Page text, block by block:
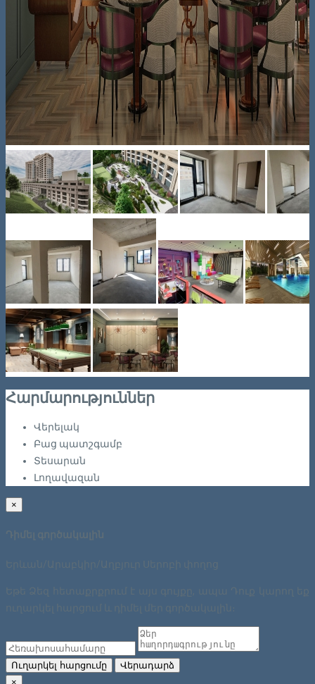
Հարմարություններ
Վերելակ
Բաց պատշգամբ
Տեսարան
Լողավազան
×
Դիմել գործակալին
Երևան/Արաբկիր/Աղբյուր Սերոբի փողոց
Եթե Ձեզ հետաքրքրում է այս գույքը, ապա Դուք կարող եք
ուղարկել հարցում և դիմել մեր գործակալին։
Ուղարկել հարցումը
Վերադարձ